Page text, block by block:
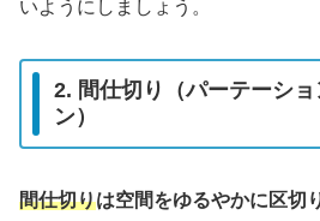
いようにしましょう。
2. 間仕切り（パーテーシ
ン）
間仕切りは空間をゆるやかに区切